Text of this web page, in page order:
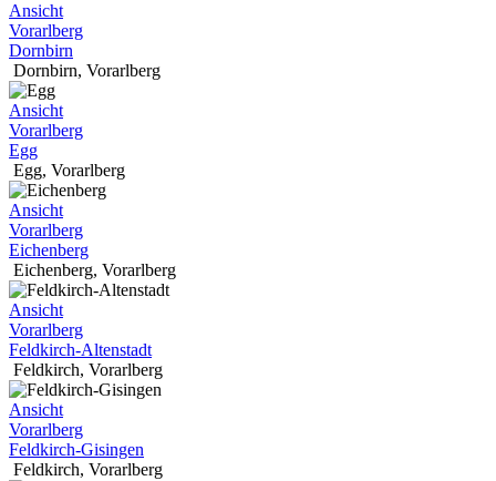
Ansicht
Vorarlberg
Dornbirn
Dornbirn, Vorarlberg
Ansicht
Vorarlberg
Egg
Egg, Vorarlberg
Ansicht
Vorarlberg
Eichenberg
Eichenberg, Vorarlberg
Ansicht
Vorarlberg
Feldkirch-Altenstadt
Feldkirch, Vorarlberg
Ansicht
Vorarlberg
Feldkirch-Gisingen
Feldkirch, Vorarlberg